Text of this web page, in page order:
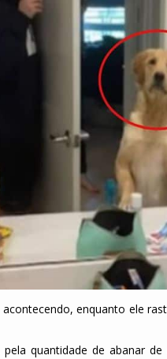
enquanto ele
quantidade de abanar